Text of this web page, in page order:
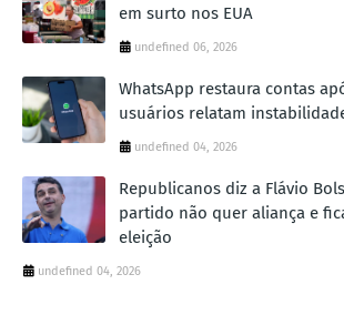
em surto nos EUA
undefined 06, 2026
WhatsApp restaura contas
usuários relatam
undefined 04, 2026
Republicanos diz a Flávio
partido não quer aliança e
eleição
undefined 04, 2026